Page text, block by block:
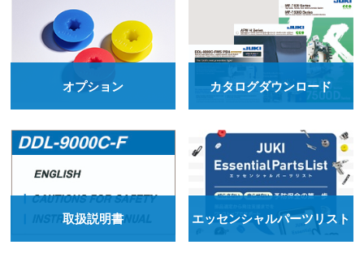
いつでもどこでも受講できる
現場人材育成プログラム
オプション カタログダウンロード
取扱説明書 エッセンシャルパーツリスト